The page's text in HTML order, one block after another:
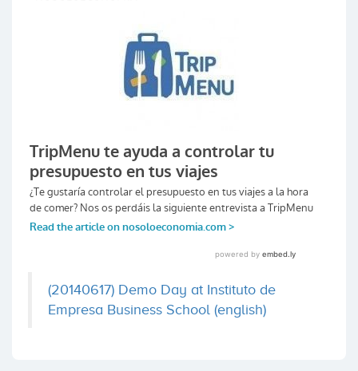
(20140617) Demo Day at Instituto de
Empresa Business School (english)